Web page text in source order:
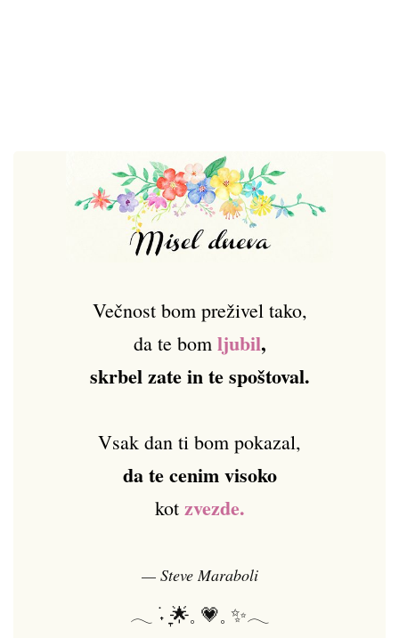
Večnost bom preživel tako,
da te bom ljubil,
skrbel zate in te spoštoval.
Vsak dan ti bom pokazal,
da te cenim visoko
kot zvezde.
— Steve Maraboli
𓂃 ࣪˖ ִֶָ🌟𓈒 💗𓈒 ✨𓂃